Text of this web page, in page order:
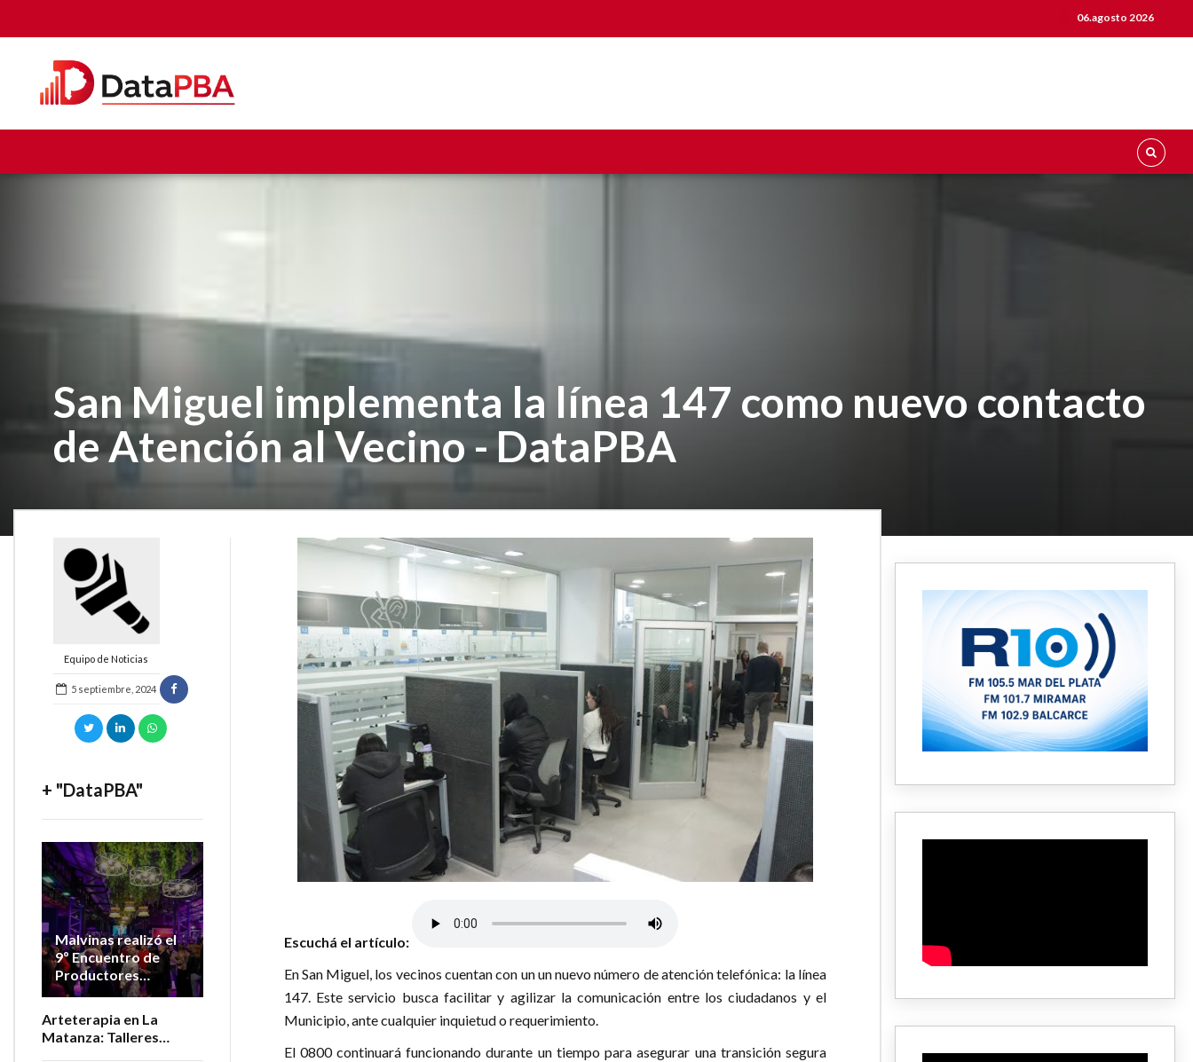
06.agosto 2026
San Miguel implementa la línea 147 como nuevo contacto
de Atención al Vecino - DataPBA
Equipo de Noticias
5 septiembre, 2024
+ "DataPBA"
Malvinas realizó el
9º Encuentro de
Productores
Vitivinícolas de la
Arteterapia en La
Matanza: Talleres
Escuchá el artículo:
En San Miguel, los vecinos cuentan con un un nuevo número de atención telefónica: la línea
147. Este servicio busca facilitar y agilizar la comunicación entre los ciudadanos y el
Municipio, ante cualquier inquietud o requerimiento.
El 0800 continuará funcionando durante un tiempo para asegurar una transición segura